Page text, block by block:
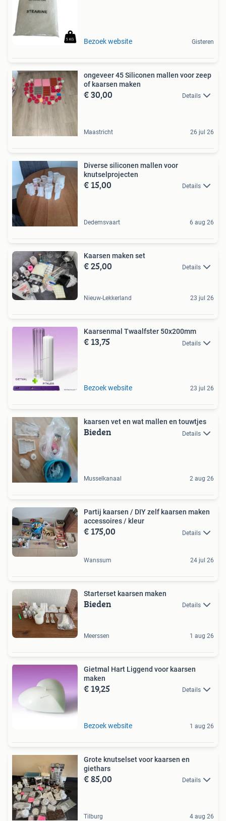
Bezoek website Gisteren
ongeveer 45 Siliconen mallen voor zeep
of kaarsen maken
€ 30,00 Details
Maastricht 26 jul 26
Diverse siliconen mallen voor
knutselprojecten
€ 15,00 Details
Dedemsvaart 6 aug 26
Kaarsen maken set
€ 25,00 Details
Nieuw-Lekkerland 23 jul 26
Kaarsenmal Twaalfster 50x200mm
€ 13,75 Details
Bezoek website 23 jul 26
kaarsen vet en wat mallen en touwtjes
Bieden Details
Musselkanaal 2 aug 26
Partij kaarsen / DIY zelf kaarsen maken
accessoires / kleur
€ 175,00 Details
Wanssum 24 jul 26
Starterset kaarsen maken
Bieden Details
Meerssen 1 aug 26
Gietmal Hart Liggend voor kaarsen
maken
€ 19,25 Details
Bezoek website 1 aug 26
Grote knutselset voor kaarsen en
giethars
€ 85,00 Details
Tilburg 4 aug 26